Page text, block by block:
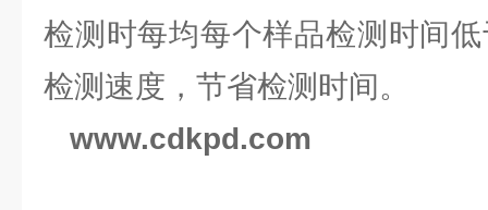
检测时每均每个样品检测时间
检测速度，节省检测时间。
www.cdkpd.com